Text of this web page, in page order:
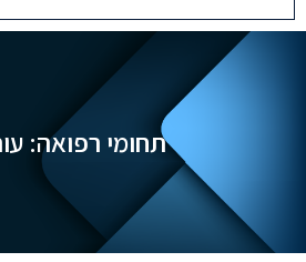
תחומי רפואה: